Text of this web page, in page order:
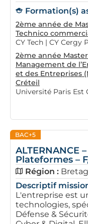
Formation(s)
2ème année de
Technico
CY Tech | CY Cergy
2ème année
Management de
et des Entreprises
Créteil
Université Paris Est
BAC+5
ALTERNANCE
Plateformes –
Région :
Descriptif
L'entreprise est
technologies,
Défense &